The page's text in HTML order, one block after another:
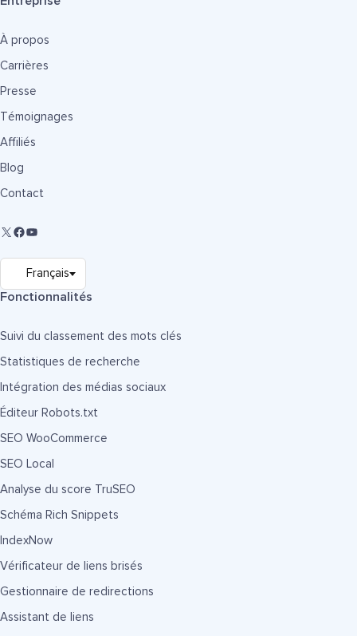
À propos
Carrières
Presse
Témoignages
Affiliés
Blog
Contact
Fonctionnalités
Suivi du classement des mots clés
Statistiques de recherche
Intégration des médias sociaux
Éditeur Robots.txt
SEO WooCommerce
SEO Local
Analyse du score TruSEO
Schéma Rich Snippets
IndexNow
Vérificateur de liens brisés
Gestionnaire de redirections
Assistant de liens